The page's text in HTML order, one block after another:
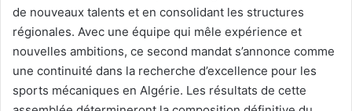
de nouveaux talents et en consolidant les structures
régionales. Avec une équipe qui mêle expérience et
nouvelles ambitions, ce second mandat s’annonce comme
une continuité dans la recherche d’excellence pour les
sports mécaniques en Algérie. Les résultats de cette